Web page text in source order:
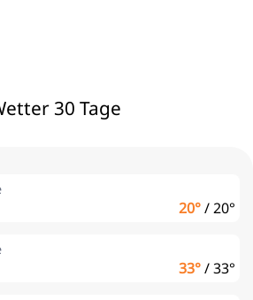
30 Tage
20°/20°
33°/33°